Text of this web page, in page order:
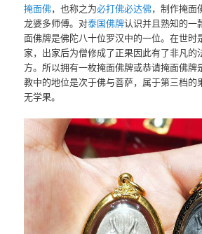
掩面佛，也称之为必打佛必达佛，制作掩面
龙婆多师傅。对泰国佛牌认识并且熟知的一
面佛牌是佛陀八十位罗汉中的一位。在世时
家，出家后为僧修成了正果因此有了非凡的
方。所以拥有一枚掩面佛牌或恭请掩面佛牌
教中的地位是次于佛与菩萨，属于第三档的
无学果。